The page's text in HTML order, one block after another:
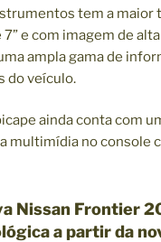
tem a maior
e com imagem de
ampla gama de
do veículo.
ainda conta com
multimídia no console
Nissan Frontier
a partir da